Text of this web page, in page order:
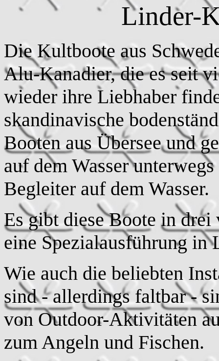
Linder-
Die Kultboote aus
Alu-Kanadier, die es seit
wieder ihre Liebhaber
skandinavische
Booten aus Übersee und
auf dem Wasser
Begleiter auf dem Wasser.
Es gibt diese Boote in drei
eine Spezialausführung in
Wie auch die beliebten
sind - allerdings faltbar -
von Outdoor-Aktivitäten
zum Angeln und Fischen.